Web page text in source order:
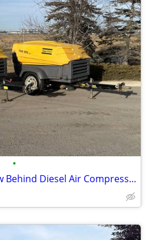
•
185 CFM Atlas Copco Tow Behind Diesel Air Compressor *Blow Out*